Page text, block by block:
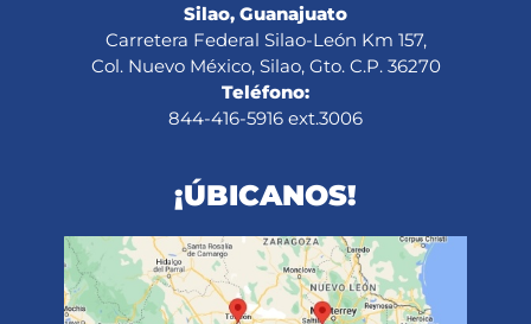
Silao, Guanajuato
Carretera Federal Silao-León Km 157,
Col. Nuevo México, Silao, Gto. C.P. 36270
Teléfono:
844-416-5916 ext.3006
¡ÚBICANOS!